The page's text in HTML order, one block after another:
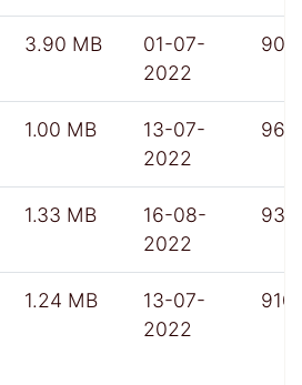
3.90 MB
01-07-
2022
909
1.00 MB
13-07-
2022
965
1.33 MB
16-08-
2022
934
1.24 MB
13-07-
2022
910